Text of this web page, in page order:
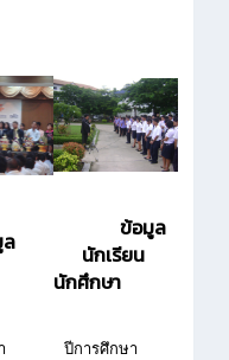
ร
ข้อมูล
นักเรียน
นักศึกษา
ปีการศึกษา